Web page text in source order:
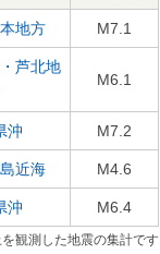
地方 M7.1
芦北地
M6.1
沖 M7.2
近海 M4.6
沖 M6.4
観測した地震の集計です